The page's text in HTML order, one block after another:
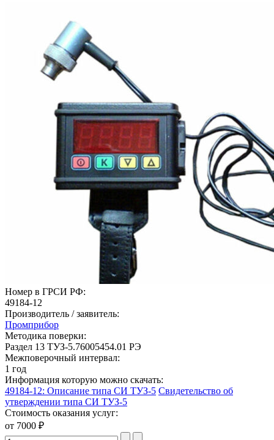
Номер в ГРСИ РФ:
49184-12
Производитель / заявитель:
Промприбор
Методика поверки:
Раздел 13 ТУЗ-5.76005454.01 РЭ
Межповерочный интервал:
1 год
Информация которую можно скачать:
49184-12: Описание типа СИ ТУЗ-5 Свидетельство об
утверждении типа СИ ТУЗ-5
Стоимость оказания услуг:
от 7000 ₽